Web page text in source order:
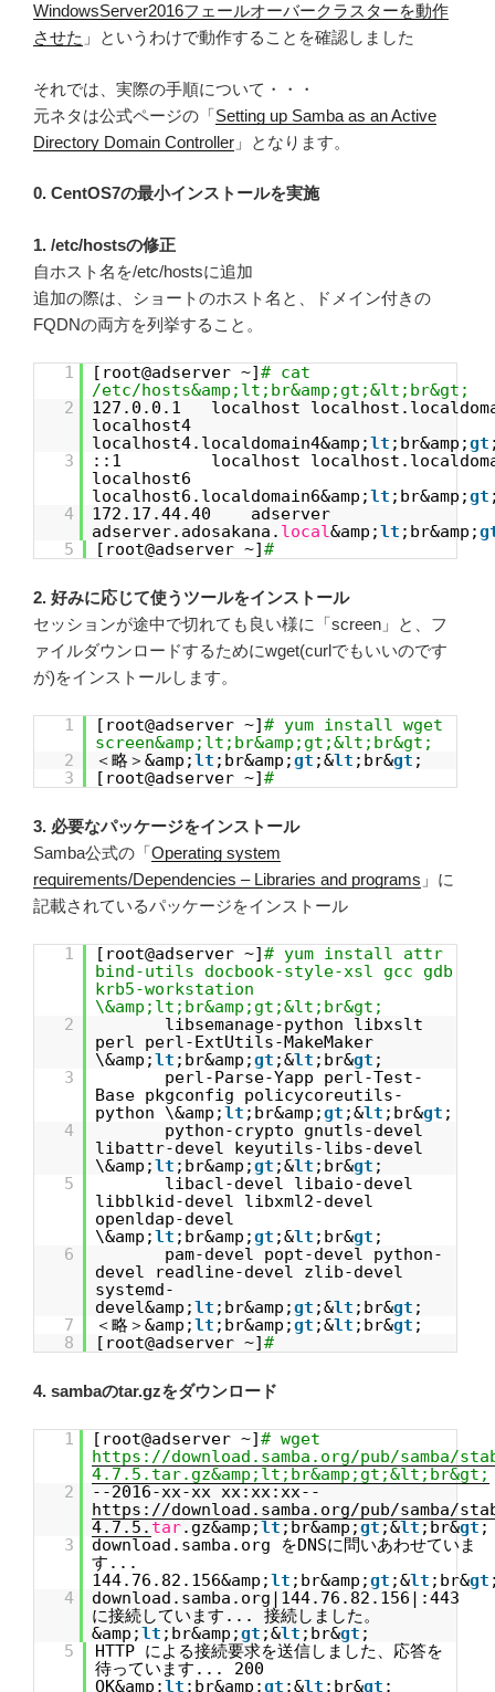
WindowsServer2016フェールオーバークラスターを動作
させた 」というわけで動作することを確認しました
それでは、実際の手順について・・・
元ネタは公式ページの「Setting up Samba as an Active
Directory Domain Controller 」となります。
0. CentOS7の最小インストールを実施
1. /etc/hostsの修正
自ホスト名を/etc/hostsに追加
追加の際は、ショートのホスト名と、ドメイン付きの
FQDNの両方を列挙すること。
1 [root@adserver ~]# cat
/etc/hosts&amp;lt;br&amp;gt;&lt;br&gt;
2
127.0.0.1 localhost
localhost4
localhost4.localdomain4&amp;lt ;br&amp;gt
3
::1 localhost
localhost6
localhost6.localdomain6&amp;lt ;br&amp;gt
4
172.17.44.40 adserver
adserver.adosakana. local&amp;lt ;br&amp;
5
[root@adserver ~]#
2. 好みに応じて使うツールをインストール
セッションが途中で切れても良い様に「screen」と、フ
ァイルダウンロードするためにwget(curlでもいいのです
が)をインストールします。
1 [root@adserver ~]# yum install wget
screen&amp;lt;br&amp;gt;&lt;br&gt;
2
＜略＞&amp;lt ;br&amp;gt ;&lt ;br&gt ;
3
[root@adserver ~]#
3. 必要なパッケージをインストール
Samba公式の「Operating system
requirements/Dependencies – Libraries and programs 」に
記載されているパッケージをインストール
1 [root@adserver ~]# yum install attr
bind-utils docbook-style-xsl gcc gdb
krb5-workstation
\&amp;lt;br&amp;gt;&lt;br&gt;
2
libsemanage-python libxslt
perl perl-ExtUtils-MakeMaker
\&amp;lt ;br&amp;gt ;&lt ;br&gt ;
3
perl-Parse-Yapp perl-Test-
Base pkgconfig policycoreutils-
python \&amp;lt ;br&amp;gt ;&lt ;br&gt ;
4
python-crypto gnutls-devel
libattr-devel keyutils-libs-devel
\&amp;lt ;br&amp;gt ;&lt ;br&gt ;
5
libacl-devel libaio-devel
libblkid-devel libxml2-devel
openldap-devel
\&amp;lt ;br&amp;gt ;&lt ;br&gt ;
6
pam-devel popt-devel python-
devel readline-devel zlib-devel
systemd-
devel&amp;lt ;br&amp;gt ;&lt ;br&gt ;
7
＜略＞&amp;lt ;br&amp;gt ;&lt ;br&gt ;
8
[root@adserver ~]#
4. sambaのtar.gzをダウンロード
1 [root@adserver ~]# wget
https://download.samba.org/pub/samba/
4.7.5.tar.gz&amp;lt;br&amp;gt;&lt;br&gt;
2
--2016-xx-xx xx:xx:xx--
https://download.samba.org/pub/samba/
4.7.5. tar.gz&amp;lt ;br&amp;gt ;&lt ;br&gt ;
3
download.samba.org をDNSに問いあわせていま
す...
144.76.82.156&amp;lt ;br&amp;gt ;&lt ;br&gt
4
download.samba.org|144.76.82.156|:443
に接続しています... 接続しました。
&amp;lt ;br&amp;gt ;&lt ;br&gt ;
5
HTTP による接続要求を送信しました、応答を
待っています... 200
OK&amp;lt ;br&amp;gt ;&lt ;br&gt ;